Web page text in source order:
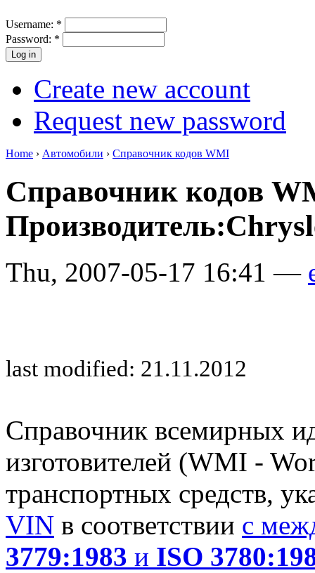
Username: *
Password: *
Create new account
Request new password
Home › Автомобили › Справочник кодов WMI
Справочник кодов
Thu, 2007-05-17 16:41 —
last modified: 21.11.2012
Справочник всемирных
изготовителей (WMI -
транспортных средств,
VIN в соответствии с
3779:1983 и ISO